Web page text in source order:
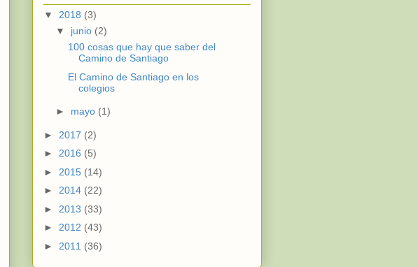
▼ 2018 (3)
▼ junio (2)
100 cosas que hay que saber del
Camino de Santiago
El Camino de Santiago en los
colegios
► mayo (1)
► 2017 (2)
► 2016 (5)
► 2015 (14)
► 2014 (22)
► 2013 (33)
► 2012 (43)
► 2011 (36)